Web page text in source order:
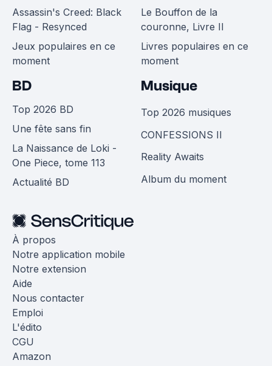
Assassin's Creed: Black
Flag - Resynced
Jeux populaires en ce
moment
Le Bouffon de la
couronne, Livre II
Livres populaires en ce
moment
BD
Top 2026 BD
Une fête sans fin
La Naissance de Loki -
One Piece, tome 113
Actualité BD
Musique
Top 2026 musiques
CONFESSIONS II
Reality Awaits
Album du moment
À propos
Notre application mobile
Notre extension
Aide
Nous contacter
Emploi
L'édito
CGU
Amazon